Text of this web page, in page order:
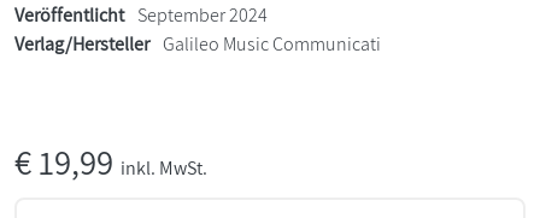
Veröffentlicht September 2024
Verlag/Hersteller Galileo Music Communicati
€19,99 inkl. MwSt.